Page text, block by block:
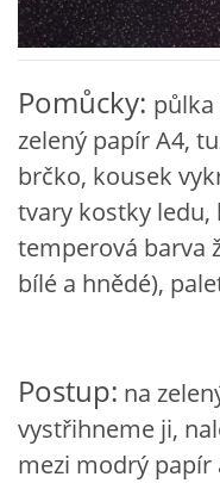
VÝTVARNÉ TECHNIKY
VÝTVARNÉ POMŮCKY
VÝTVARNÉ AKTIVITY -
VÝTVARNÉ AKTIVITY -
VÝTVARNÉ AKTIVITY -
VÝTVARNÉ AKTIVITY -
CHARAKTERISTIKA
Pomůcky:
zelený papír A4,
brčko, kousek
tvary kostky
temperová barva
bílé a hnědé),
Postup: na
vystřihneme ji,
mezi modrý papír